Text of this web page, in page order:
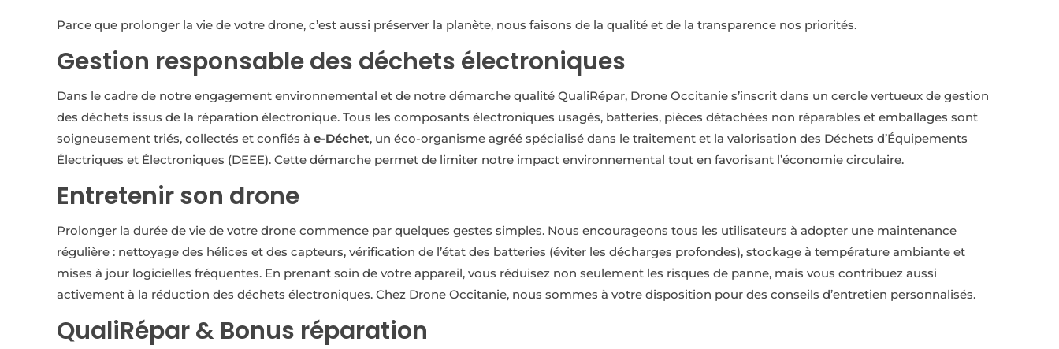
Parce que prolonger la vie de votre drone, c’est aussi préserver la planète, nous faisons de la qualité et de la transparence nos priorités.
Gestion responsable des déchets électroniques
Dans le cadre de notre engagement environnemental et de notre démarche qualité QualiRépar, Drone Occitanie s’inscrit dans un cercle vertueux de gestion
des déchets issus de la réparation électronique. Tous les composants électroniques usagés, batteries, pièces détachées non réparables et emballages sont
soigneusement triés, collectés et confiés à e-Déchet, un éco-organisme agréé spécialisé dans le traitement et la valorisation des Déchets d’Équipements
Électriques et Électroniques (DEEE). Cette démarche permet de limiter notre impact environnemental tout en favorisant l’économie circulaire.
Entretenir son drone
Prolonger la durée de vie de votre drone commence par quelques gestes simples. Nous encourageons tous les utilisateurs à adopter une maintenance
régulière : nettoyage des hélices et des capteurs, vérification de l’état des batteries (éviter les décharges profondes), stockage à température ambiante et
mises à jour logicielles fréquentes. En prenant soin de votre appareil, vous réduisez non seulement les risques de panne, mais vous contribuez aussi
activement à la réduction des déchets électroniques. Chez Drone Occitanie, nous sommes à votre disposition pour des conseils d’entretien personnalisés.
QualiRépar & Bonus réparation